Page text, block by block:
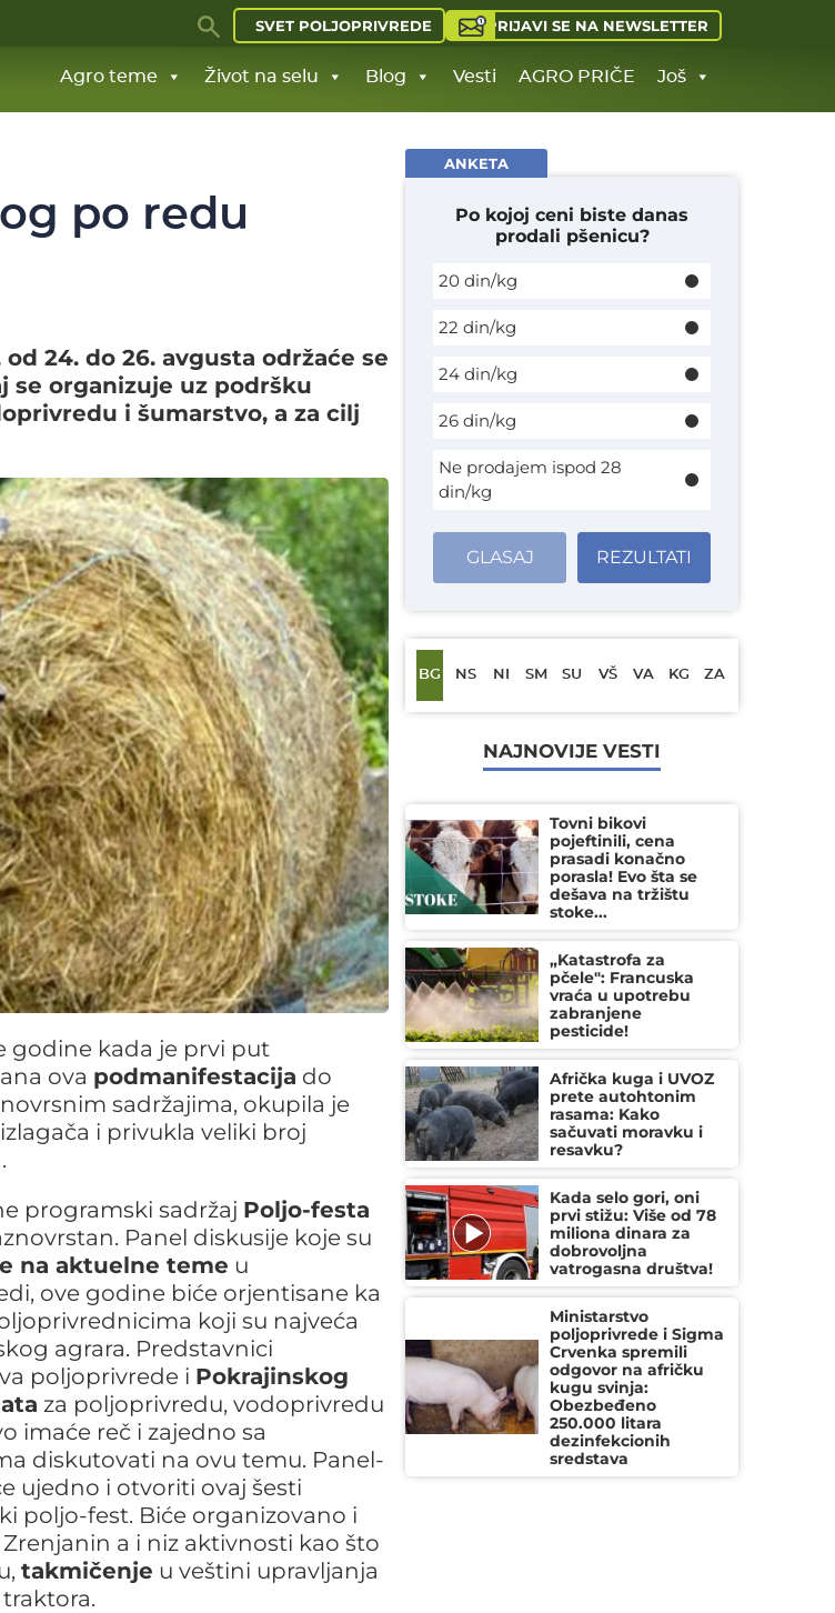
SVET POLJOPRIVREDE PRIJAVI SE NA NEWSLETTER
Agro teme Život na selu Blog Vesti AGRO PRIČE Još
po redu
24. do 26. avgusta održaće se
se organizuje uz podršku
i šumarstvo, a za cilj
godine kada je prvi put
ova podmanifestacija do
sadržajima, okupila je
i privukla veliki broj
programski sadržaj Poljo-festa
Panel diskusije koje su
na aktuelne teme u
ove godine biće orjentisane ka
koji su najveća
agrara. Predstavnici
poljoprivrede i Pokrajinskog
za poljoprivredu, vodoprivredu
imaće reč i zajedno sa
diskutovati na ovu temu. Panel-
ujedno i otvoriti ovaj šesti
poljo-fest. Biće organizovano i
a i niz aktivnosti kao što
takmičenje u veštini upravljanja
ANKETA
Po kojoj ceni biste danas
prodali pšenicu?
20 din/kg
22 din/kg
24 din/kg
26 din/kg
Ne prodajem ispod 28
din/kg
GLASAJ REZULTATI
BG NS NI SM SU VŠ VA KG ZA
NAJNOVIJE VESTI
Tovni bikovi
pojeftinili, cena
prasadi konačno
porasla! Evo šta se
dešava na tržištu
stoke...
„Katastrofa za
pčele": Francuska
vraća u upotrebu
zabranjene
pesticide!
Afrička kuga i UVOZ
prete autohtonim
rasama: Kako
sačuvati moravku i
resavku?
Kada selo gori, oni
prvi stižu: Više od 78
miliona dinara za
dobrovoljna
vatrogasna društva!
Ministarstvo
poljoprivrede i Sigma
Crvenka spremili
odgovor na afričku
kugu svinja:
Obezbeđeno
250.000 litara
dezinfekcionih
sredstava